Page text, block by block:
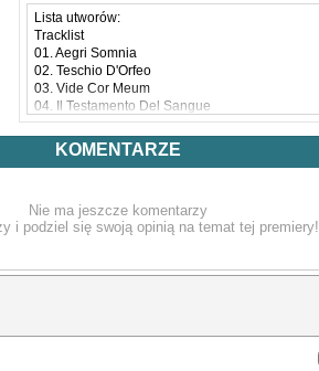
Lista utworów:
Tracklist
01. Aegri Somnia
02. Teschio D'Orfeo
03. Vide Cor Meum
04. Il Testamento Del Sangue
05. Imbres Effugio
KOMENTARZE
Nie ma jeszcze komentarzy
i podziel się swoją opinią na temat tej premiery!